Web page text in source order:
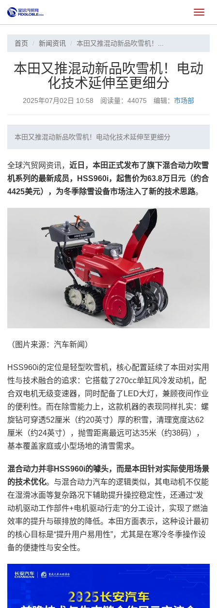
切
换
首页 新闻资讯 本田又推混动新品吹雪机！...
本田又推混动新品吹雪机！电动
化技术延伸至更细分
2025年07月02日 10:58 阅读量：44075 编辑： 市场部
本田又推混动新品吹雪机！电动化技术延伸至更细分
全球汽贸网资讯， 近日，本田正式发布了旗下混合动力吹雪
机系列的最新成员，HSS960i，起售价为63.8万日元（约合
4425美元），为冬季除雪设备市场注入了新的技术思路。
（图片来源：汽车新闻）
HSS960i的定位是轻型吹雪机，核心配置延续了本田对实用
性与技术融合的追求：它搭载了270cc单缸风冷发动机，配
合双电机无级变速器，同时配备了LED大灯，兼顾夜间作业
的便利性。而在除雪能力上，这款机器的表现同样扎实：螺
旋钻可穿透52厘米（约20英寸）厚的积雪，清理宽度达62
厘米（约24英寸），抛雪距离最远可达35米（约38码），
基本覆盖家庭或小型场地的清雪需求。
混合动力并非HSS960i的噱头，而是本田针对实际使用场景
的技术优化。与混合动力汽车的逻辑类似，其电动机不仅能
在湿滑冰面等复杂路况下辅助提升操控稳定性，还通过“发
动机驱动工作部件+电机驱动行走”的分工设计，实现了燃油
效率的提升与碳排放的降低。本田方面表示，这种设计最初
的核心目标是“提升用户易用性”，尤其是在寒冷冬季操作设
备的便捷性与安全性。